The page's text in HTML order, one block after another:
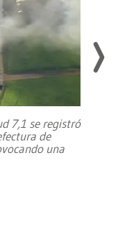
7,1 se registró
de
una